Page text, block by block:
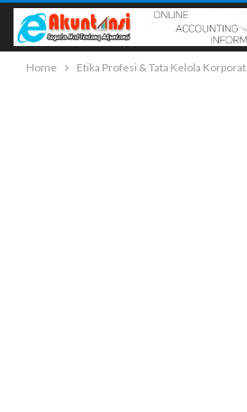
Home Etika Profesi & Tata Kelola Korporat